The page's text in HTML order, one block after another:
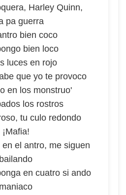
Harley Quinn,
pa guerra
bien coco
bien loco
luces en rojo
que yo te provoco
en los monstruo'
los rostros
tu culo redondo
¡Mafia!
el antro, me siguen
bailando
en cuatro si ando
maniaco